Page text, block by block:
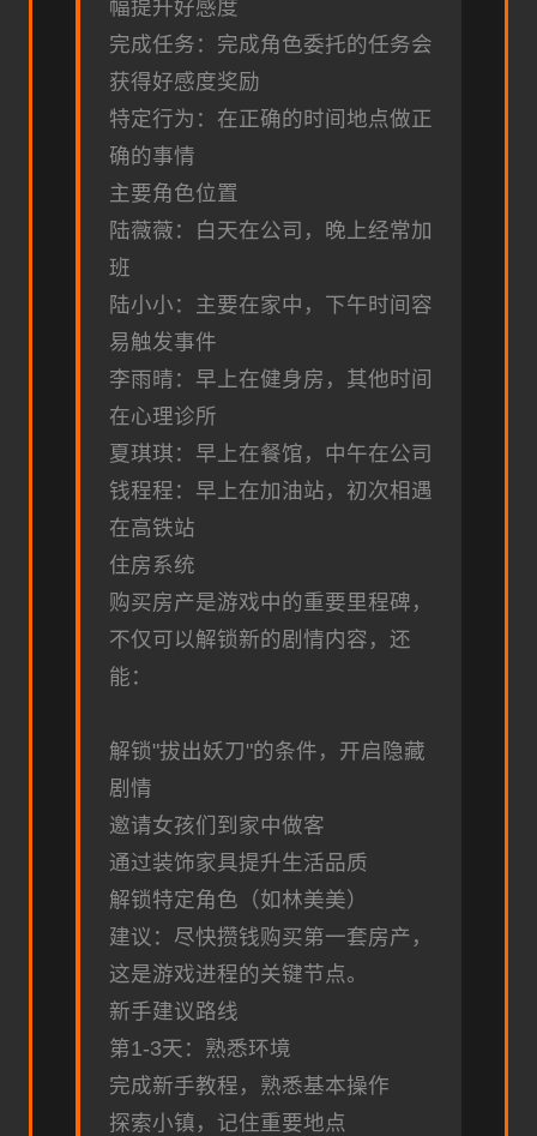
幅提升好感度
完成任务：完成角色委托的任务会
获得好感度奖励
特定行为：在正确的时间地点做正
确的事情
主要角色位置
陆薇薇：白天在公司，晚上经常加
班
陆小小：主要在家中，下午时间容
易触发事件
李雨晴：早上在健身房，其他时间
在心理诊所
夏琪琪：早上在餐馆，中午在公司
钱程程：早上在加油站，初次相遇
在高铁站
住房系统
购买房产是游戏中的重要里程碑，
不仅可以解锁新的剧情内容，还
能：
解锁"拔出妖刀"的条件，开启隐藏
剧情
邀请女孩们到家中做客
通过装饰家具提升生活品质
解锁特定角色（如林美美）
建议：尽快攒钱购买第一套房产，
这是游戏进程的关键节点。
新手建议路线
第1-3天：熟悉环境
完成新手教程，熟悉基本操作
探索小镇，记住重要地点